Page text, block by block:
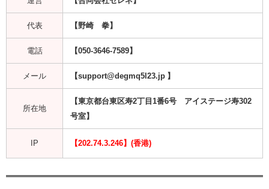
代表 【野崎 拳】
電話 【050-3646-7589】
メール 【support@degmq5l23.jp 】
所在地
【東京都台東区寿2丁目1番6号 アイステージ寿302
号室】
IP 【202.74.3.246】(香港)